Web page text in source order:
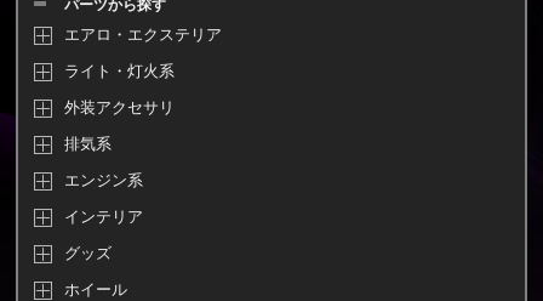
パーツから探す
エアロ・エクステリア
ライト・灯火系
外装アクセサリ
排気系
エンジン系
インテリア
グッズ
ホイール